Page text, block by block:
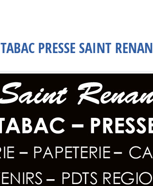
TABAC PRESSE SAINT RENAN